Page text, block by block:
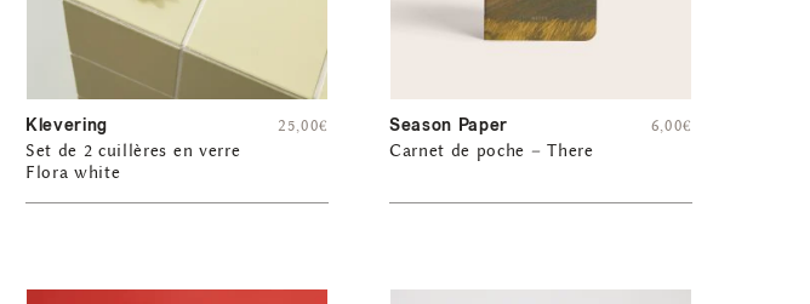
Klevering
Set de 2 cuillères en verre
Flora white
25,00€ Season Paper
Carnet de poche – There
6,00€